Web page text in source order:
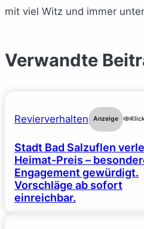
mit viel Witz und immer
Verwandte
Revierverhalten Anzeige
Stadt Bad Salzuflen
Heimat-Preis –
Engagement gewürdigt.
Vorschläge ab sofort
einreichbar.